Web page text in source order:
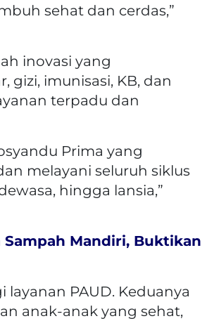
sehat dan cerdas,”
inovasi yang
gizi, imunisasi, KB, dan
terpadu dan
Prima yang
melayani seluruh siklus
hingga lansia,”
Mandiri, Buktikan
PAUD. Keduanya
anak-anak yang sehat,